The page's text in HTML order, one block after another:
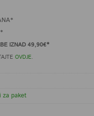
IZNAD 49,90€*
OVDJE.
za paket